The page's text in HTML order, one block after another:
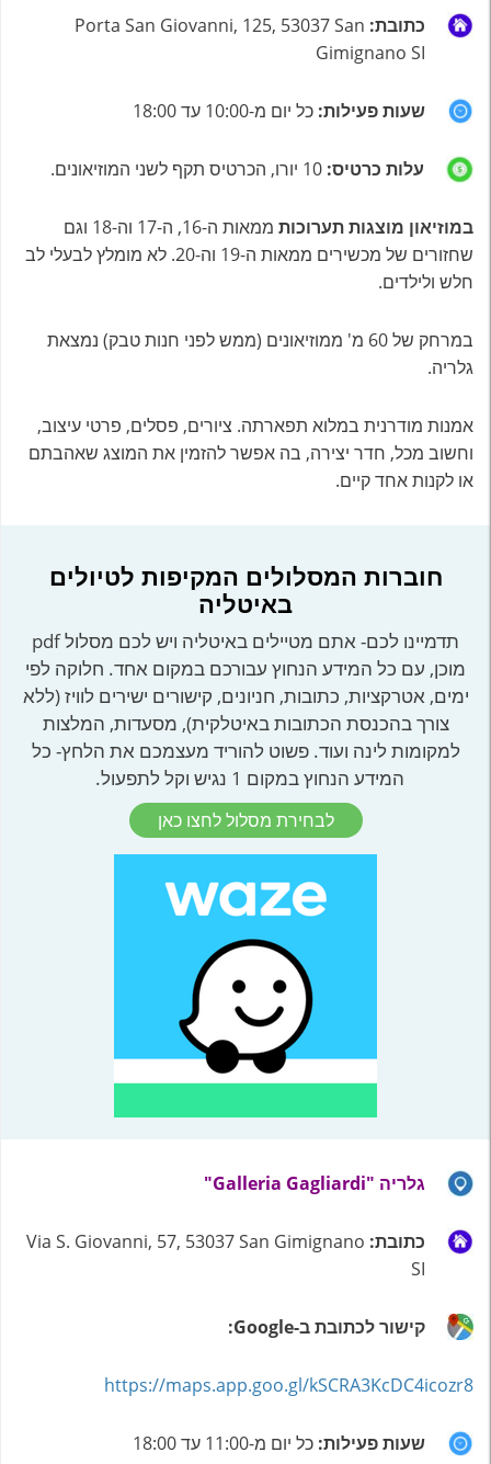
כתובת: Porta San Giovanni, 125, 53037 San
Gimignano SI
שעות פעילות: כל יום מ-10:00 עד 18:00
עלות כרטיס:
במוזיאון מוצגות תערוכות
ממאות ה-16, ה-17 וה-18 וגם
שחזורים של מכשירים ממאות ה-19 וה-20. לא מומלץ לבעלי לב
חלש ולילדים.
במרחק של 60 מ' ממוזיאונים (ממש לפני חנות טבק) נמצאת
גלריה.
אמנות מודרנית במלוא תפארתה. ציורים, פסלים, פרטי עיצוב,
וחשוב מכל, חדר יצירה, בה אפשר להזמין את המוצג שאהבתם
או לקנות אחד קיים.
חוברות המסלולים המקיפות לטיולים
באיטליה
תדמיינו לכם- אתם מטיילים באיטליה ויש לכם מסלול pdf
מוכן, עם כל המידע הנחוץ עבורכם במקום אחד. חלוקה לפי
ימים, אטרקציות, כתובות, חניונים, קישורים ישירים לוויז (ללא
צורך בהכנסת הכתובות באיטלקית), מסעדות, המלצות
למקומות לינה ועוד. פשוט להוריד מעצמכם את הלחץ- כל
המידע הנחוץ במקום 1 נגיש וקל לתפעול.
לבחירת מסלול לחצו כאן
גלריה "Galleria Gagliardi"
כתובת: Via S. Giovanni, 57, 53037 San Gimignano
SI
קישור לכתובת ב-Google:
https://maps.app.goo.gl/kSCRA3KcDC4icozr8
שעות פעילות: כל יום מ-11:00 עד 18:00